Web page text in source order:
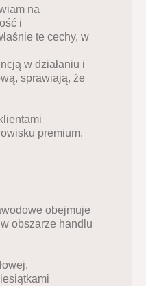
na
i
te cechy, w
w działaniu i
sprawiają, że
premium.
obejmuje
obszarze handlu